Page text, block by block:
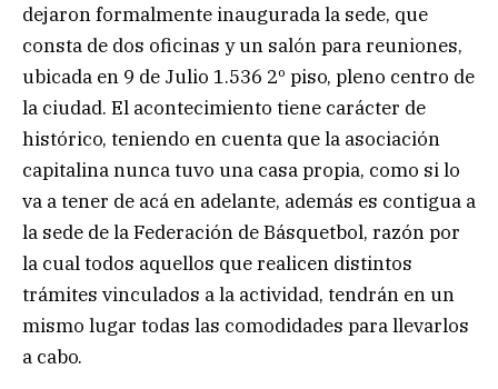
dejaron formalmente inaugurada la sede, que
consta de dos oficinas y un salón para reuniones,
ubicada en 9 de Julio 1.536 2º piso, pleno centro de
la ciudad. El acontecimiento tiene carácter de
histórico, teniendo en cuenta que la asociación
capitalina nunca tuvo una casa propia, como si lo
va a tener de acá en adelante, además es contigua a
la sede de la Federación de Básquetbol, razón por
la cual todos aquellos que realicen distintos
trámites vinculados a la actividad, tendrán en un
mismo lugar todas las comodidades para llevarlos
a cabo.